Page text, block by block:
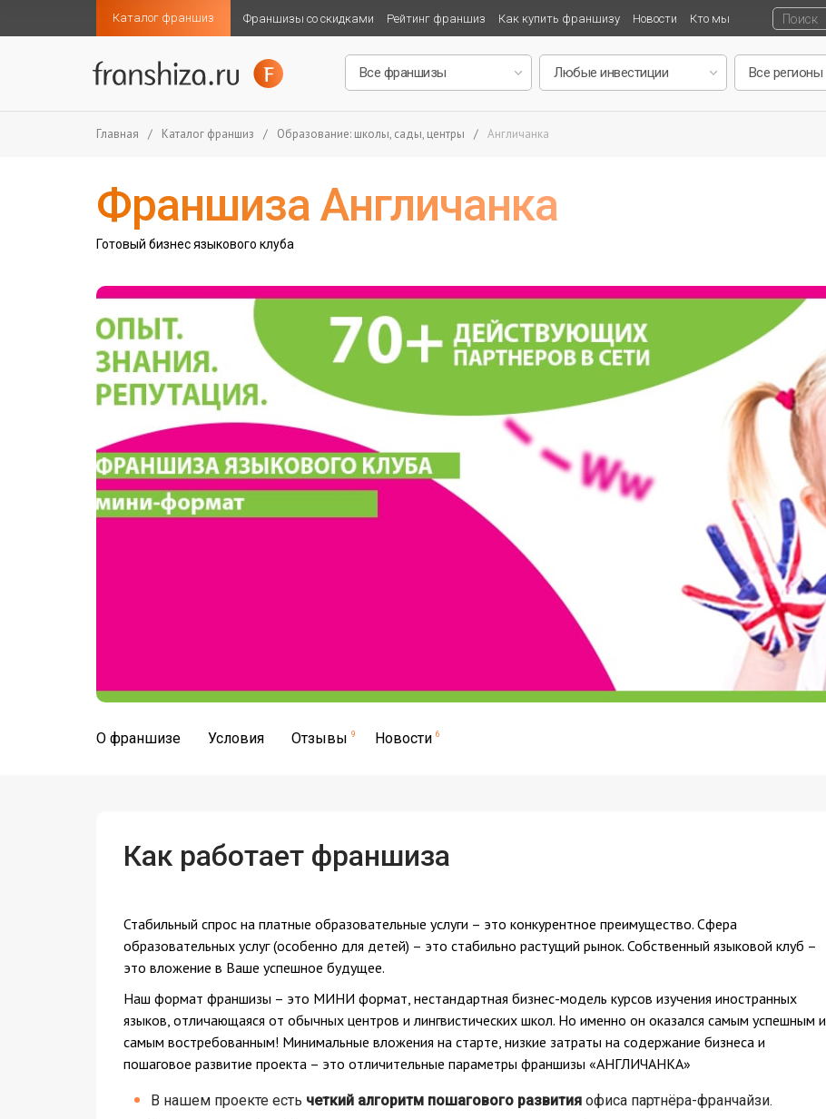
Каталог франшиз Франшизы со скидками Рейтинг франшиз Как купить франшизу Новости Кто мы
Главная / Каталог франшиз / Образование: школы, сады, центры / Англичанка
Франшиза Англичанка
Готовый бизнес языкового клуба
О франшизе Условия Отзывы 9 Новости 6
Как работает франшиза
Стабильный спрос на платные образовательные услуги – это конкурентное преимущество. Cфера
образовательных услуг (особенно для детей) – это стабильно растущий рынок. Собственный языковой клуб –
это вложение в Ваше успешное будущее.
Наш формат франшизы – это МИНИ формат, нестандартная бизнес-модель курсов изучения иностранных
языков, отличающаяся от обычных центров и лингвистических школ. Но именно он оказался самым успешным и
самым востребованным! Минимальные вложения на старте, низкие затраты на содержание бизнеса и
пошаговое развитие проекта – это отличительные параметры франшизы «АНГЛИЧАНКА»
В нашем проекте есть четкий алгоритм пошагового развитияофиса партнёра-франчайзи.